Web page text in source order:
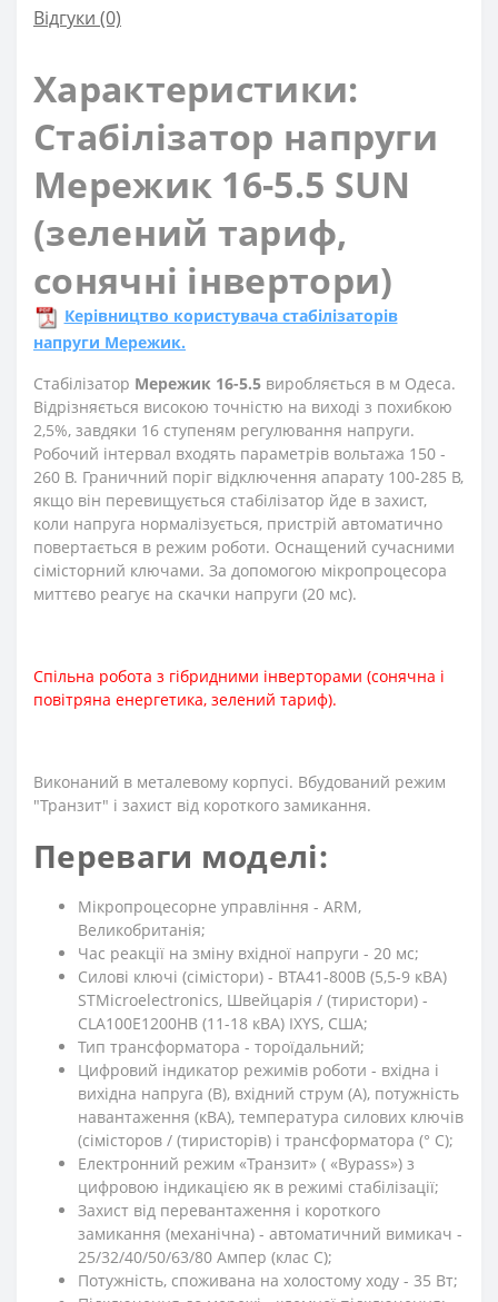
Відгуки (0)
Характеристики:
Стабілізатор напруги
Мережик 16-5.5 SUN
(зелений тариф,
сонячні інвертори)
Керівництво користувача стабілізаторів
напруги Мережик.
Стабілізатор Мережик 16-5.5 виробляється в м Одеса.
Відрізняється високою точністю на виході з похибкою
2,5%, завдяки 16 ступеням регулювання напруги.
Робочий інтервал входять параметрів вольтажа 150 -
260 В. Граничний поріг відключення апарату 100-285 В,
якщо він перевищується стабілізатор йде в захист,
коли напруга нормалізується, пристрій автоматично
повертається в режим роботи. Оснащений сучасними
сімісторний ключами. За допомогою мікропроцесора
миттєво реагує на скачки напруги (20 мс).
Спільна робота з гібридними інверторами (сонячна і
повітряна енергетика, зелений тариф).
Виконаний в металевому корпусі. Вбудований режим
"Транзит" і захист від короткого замикання.
Переваги моделі:
Мікропроцесорне управління - ARM,
Великобританія;
Час реакції на зміну вхідної напруги - 20 мс;
Силові ключі (сімістори) - BTA41-800B (5,5-9 кВА)
STMicroelectronics, Швейцарія / (тиристори) -
CLA100E1200HB (11-18 кВА) IXYS, США;
Тип трансформатора - тороїдальний;
Цифровий індикатор режимів роботи - вхідна і
вихідна напруга (В), вхідний струм (А), потужність
навантаження (кВА), температура силових ключів
(сімісторов / (тиристорів) і трансформатора (° C);
Електронний режим «Транзит» ( «Bypass») з
цифровою індикацією як в режимі стабілізації;
Захист від перевантаження і короткого
замикання (механічна) - автоматичний вимикач -
25/32/40/50/63/80 Ампер (клас C);
Потужність, споживана на холостому ходу - 35 Вт;